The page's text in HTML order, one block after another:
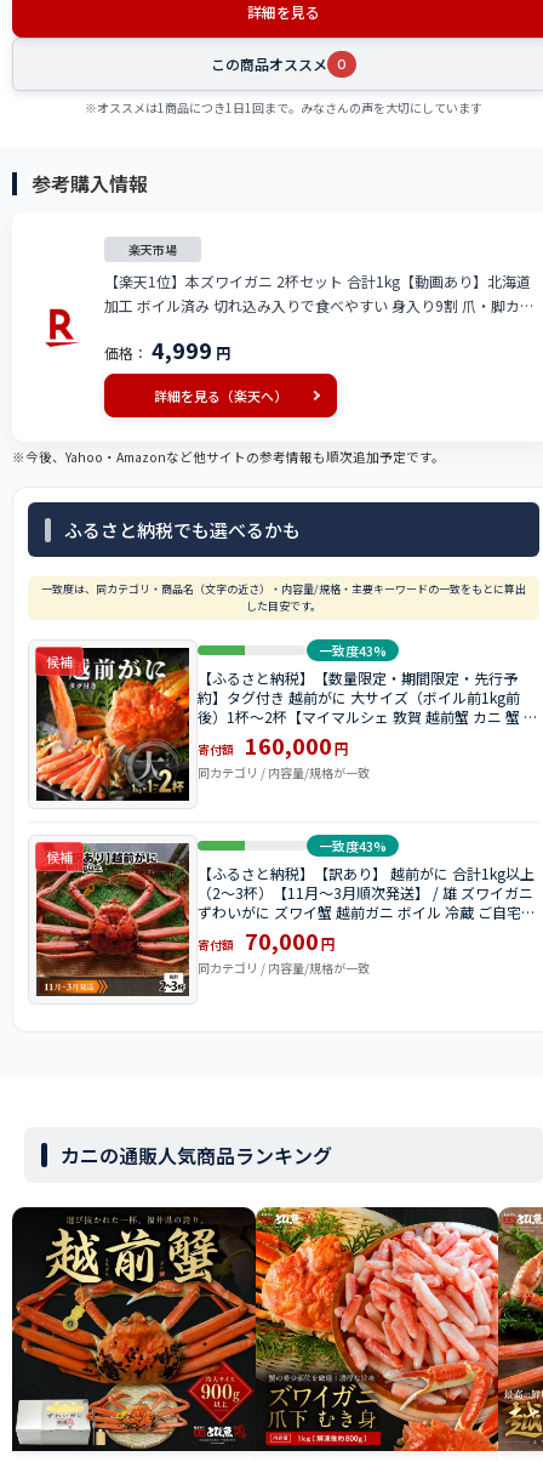
詳細を見る
この商品オススメ 0
※オススメは1商品につき1日1回まで。みなさんの声を大切にしています
参考購入情報
楽天市場
【楽天1位】本ズワイガニ 2杯セット 合計1kg【動画あり】北海道
加工 ボイル済み 切れ込み入りで食べやすい 身入り9割 爪・脚カッ
価格： 4,999 円
詳細を見る（楽天へ）
※今後、Yahoo・Amazonなど他サイトの参考情報も順次追加予定です。
ふるさと納税でも選べるかも
一致度は、同カテゴリ・商品名（文字の近さ）・内容量/規格・主要キーワードの一致をもとに算出
した目安です。
候補
一致度43%
【ふるさと納税】【数量限定・期間限定・先行予
約】タグ付き 越前がに 大サイズ（ボイル前1kg前
後）1杯〜2杯【マイマルシェ 敦賀 越前蟹 カニ 蟹 ズ
ワイガニ ズワイ蟹 海鮮 かに鍋 かにしゃぶ お中元 お
歳暮 ギフト 贈り物 NEW 新規】
寄付額 160,000円
同カテゴリ / 内容量/規格が一致
候補
一致度43%
【ふるさと納税】【訳あり】 越前がに 合計1kg以上
（2～3杯）【11月～3月順次発送】 / 雄 ズワイガニ
ずわいがに ズワイ蟹 越前ガニ ボイル 冷蔵 ご自宅用
カニ しゃぶしゃぶ 海鮮 カニすき カニ鍋 カニしゃぶ
かに 国産南越前町 送料無料
寄付額 70,000円
同カテゴリ / 内容量/規格が一致
カニの通販人気商品ランキング